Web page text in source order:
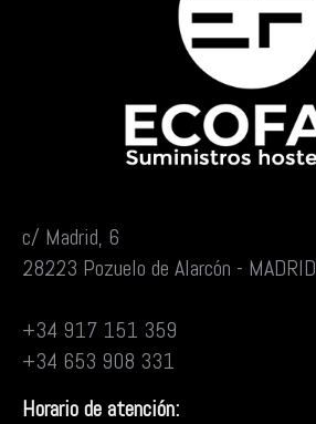
c/ Madrid, 6
28223 Pozuelo de Alarcón - MADRID
+34 917 151 359
+34 653 908 331
Horario de atención: